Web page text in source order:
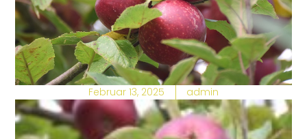
Februar 13, 2025 admin